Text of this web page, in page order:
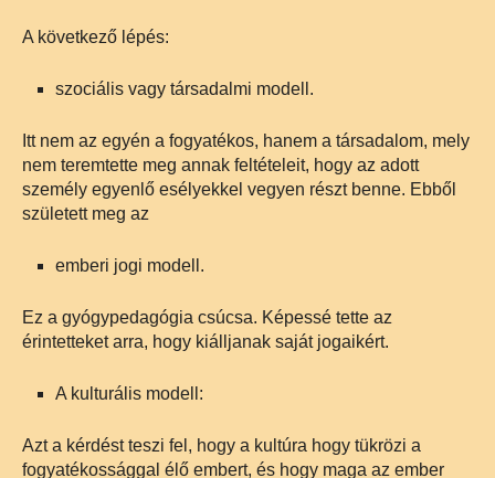
A következő lépés:
szociális vagy társadalmi modell.
Itt nem az egyén a fogyatékos, hanem a társadalom, mely
nem teremtette meg annak feltételeit, hogy az adott
személy egyenlő esélyekkel vegyen részt benne. Ebből
született meg az
emberi jogi modell.
Ez a gyógypedagógia csúcsa. Képessé tette az
érintetteket arra, hogy kiálljanak saját jogaikért.
A kulturális modell:
Azt a kérdést teszi fel, hogy a kultúra hogy tükrözi a
fogyatékossággal élő embert, és hogy maga az ember